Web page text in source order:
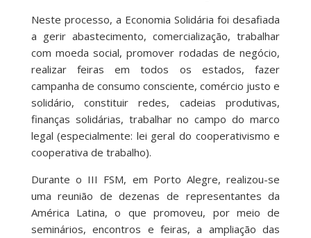
Neste processo, a Economia Solidária foi desafiada
a gerir abastecimento, comercialização, trabalhar
com moeda social, promover rodadas de negócio,
realizar feiras em todos os estados, fazer
campanha de consumo consciente, comércio justo e
solidário, constituir redes, cadeias produtivas,
finanças solidárias, trabalhar no campo do marco
legal (especialmente: lei geral do cooperativismo e
cooperativa de trabalho).
Durante o III FSM, em Porto Alegre, realizou-se
uma reunião de dezenas de representantes da
América Latina, o que promoveu, por meio de
seminários, encontros e feiras, a ampliação das